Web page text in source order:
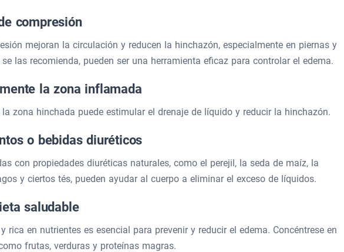
compresión
mejoran la circulación y reducen la hinchazón, especialmente en piernas y
las recomienda, pueden ser una herramienta eficaz para controlar el edema.
la zona inflamada
zona hinchada puede estimular el drenaje de líquido y reducir la hinchazón.
o bebidas diuréticos
con propiedades diuréticas naturales, como el perejil, la seda de maíz, la
y ciertos tés, pueden ayudar al cuerpo a eliminar el exceso de líquidos.
saludable
rica en nutrientes es esencial para prevenir y reducir el edema. Concéntrese en
frutas, verduras y proteínas magras.